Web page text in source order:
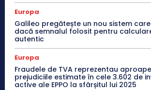
Europa
Galileo pregătește un nou sistem
dacă semnalul folosit pentru
autentic
Europa
Fraudele de TVA reprezentau
prejudiciile estimate în cele 3.602 de
active ale EPPO la sfârșitul lui 2025